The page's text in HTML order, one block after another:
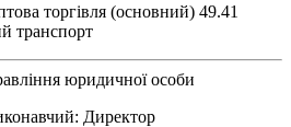
торгівля (основний) 49.41
транспорт
юридичної особи
Директор